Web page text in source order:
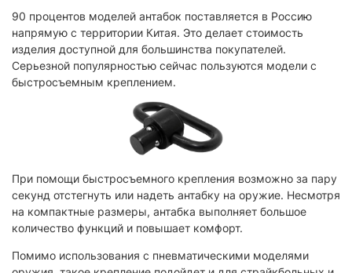
90 процентов моделей антабок поставляется в Россию
напрямую с территории Китая. Это делает стоимость
изделия доступной для большинства покупателей.
Серьезной популярностью сейчас пользуются модели с
быстросъемным креплением.
При помощи быстросъемного крепления возможно за пару
секунд отстегнуть или надеть антабку на оружие. Несмотря
на компактные размеры, антабка выполняет большое
количество функций и повышает комфорт.
Помимо использования с пневматическими моделями